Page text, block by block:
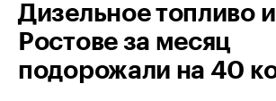
Дизельное топливо
Ростове за месяц
подорожали на 40